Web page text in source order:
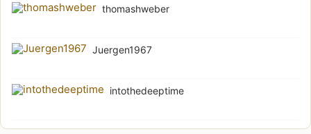
thomashweber
Juergen1967
intothedeeptime